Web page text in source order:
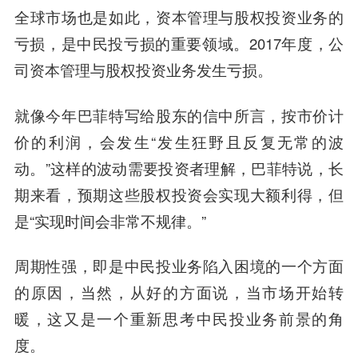
全球市场也是如此，资本管理与股权投资业务的
亏损，是中民投亏损的重要领域。2017年度，公
司资本管理与股权投资业务发生亏损。
就像今年巴菲特写给股东的信中所言，按市价计
价的利润，会发生“发生狂野且反复无常的波
动。”这样的波动需要投资者理解，巴菲特说，长
期来看，预期这些股权投资会实现大额利得，但
是“实现时间会非常不规律。”
周期性强，即是中民投业务陷入困境的一个方面
的原因，当然，从好的方面说，当市场开始转
暖，这又是一个重新思考中民投业务前景的角
度。